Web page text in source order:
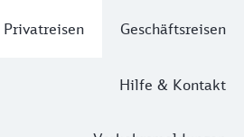
Privatreisen Geschäftsreisen
Hilfe & Kontakt